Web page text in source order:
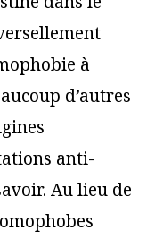
à
d’autres
anti-
Au lieu de